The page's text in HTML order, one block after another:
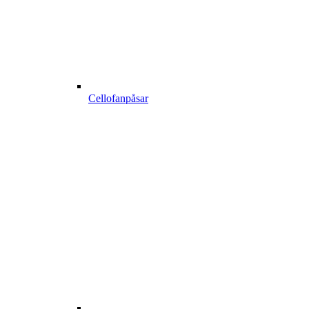
Cellofanpåsar